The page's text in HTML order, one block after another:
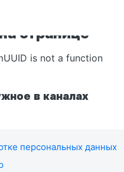
странице
is not a function
в каналах
персональных данных